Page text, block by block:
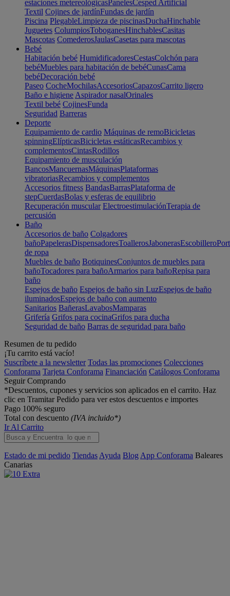
estaciones metereológicasPanelesCesped Artificial
Textil Cojines de jardínFundas de jardín
Piscina PlegableLimpieza de piscinasDuchaHinchable
Juguetes ColumpiosToboganesHinchablesCasitas
Mascotas ComederosJaulasCasetas para mascotas
Bebé
Habitación bebé HumidificadoresCestasColchón para
bebéMuebles para habitación de bebéCunasCama
bebéDecoración bebé
Paseo CocheMochilasAccesoriosCapazosCarrito ligero
Baño e higiene Aspirador nasalOrinales
Textil bebé CojinesFunda
Seguridad Barreras
Deporte
Equipamiento de cardio Máquinas de remoBicicletas
spinningElípticasBicicletas estáticasRecambios y
complementosCintasRodillos
Equipamiento de musculación
BancosMancuernasMáquinasPlataformas
vibratoriasRecambios y complementos
Accesorios fitness BandasBarrasPlataforma de
stepCuerdasBolas y esferas de equilibrio
Recuperación muscular ElectroestimulaciónTerapia de
percusión
Baño
Accesorios de baño Colgadores
bañoPapelerasDispensadoresToallerosJabonerasEscobillero
de ropa
Muebles de baño BotiquinesConjuntos de muebles para
bañoTocadores para bañoArmarios para bañoRepisa para
baño
Espejos de baño Espejos de baño sin LuzEspejos de baño
iluminadosEspejos de baño con aumento
Sanitarios BañerasLavabosMamparas
Grifería Grifos para cocinaGrifos para ducha
Seguridad de baño Barras de seguridad para baño
Resumen de tu pedido
¡Tu carrito está vacío!
Suscríbete a la newsletter Todas las promociones Colecciones
Conforama Tarjeta Conforama Financiación Catálogos Conforama
Seguir Comprando
*Descuentos, cupones y servicios son aplicados en el carrito. Haz
clic en Tramitar Pedido para ver estos descuentos e importes
Pago 100% seguro
Total con descuento (IVA incluido*)
Ir Al Carrito
Estado de mi pedido Tiendas Ayuda Blog App Conforama Baleares
Canarias